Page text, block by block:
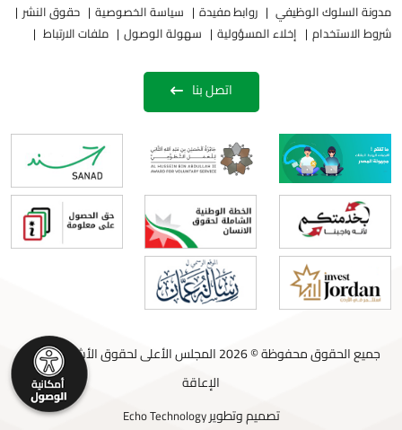
مدونة السلوك الوظيفي روابط مفيدة سياسة الخصوصية
حقوق النشر
شروط الاستخدام
إخلاء المسؤولية سهولة الوصول ملفات الارتباط
اتصل بنا
جميع الحقوق محفوظة © 2026 المجلس الأعلى لحقوق الأشخاص ذوي
الإعاقة
تصميم وتطويرEcho Technology